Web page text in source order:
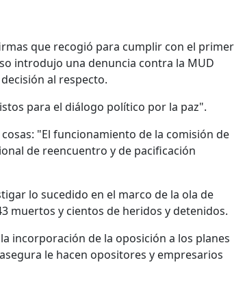
que recogió para cumplir con el primer
introdujo una denuncia contra la MUD
al respecto.
para el diálogo político por la paz".
"El funcionamiento de la comisión de
de reencuentro y de pacificación
lo sucedido en el marco de la ola de
muertos y cientos de heridos y detenidos.
incorporación de la oposición a los planes
le hacen opositores y empresarios